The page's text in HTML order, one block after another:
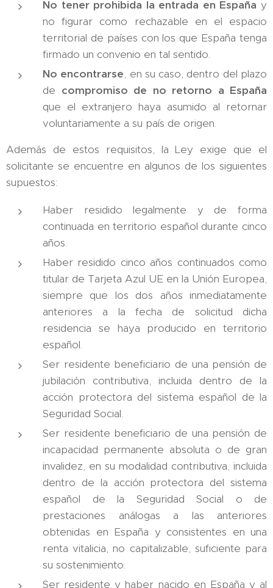
No tener prohibida la entrada en España y
no figurar como rechazable en el espacio
territorial de países con los que España tenga
firmado un convenio en tal sentido.
No encontrarse, en su caso, dentro del plazo
de compromiso de no retorno a España
que el extranjero haya asumido al retornar
voluntariamente a su país de origen.
Además de estos requisitos, la Ley exige que el
solicitante se encuentre en algunos de los siguientes
supuestos:
Haber residido legalmente y de forma
continuada en territorio español durante cinco
años.
Haber residido cinco años continuados como
titular de Tarjeta Azul UE en la Unión Europea,
siempre que los dos años inmediatamente
anteriores a la fecha de solicitud dicha
residencia se haya producido en territorio
español.
Ser residente beneficiario de una pensión de
jubilación contributiva, incluida dentro de la
acción protectora del sistema español de la
Seguridad Social.
Ser residente beneficiario de una pensión de
incapacidad permanente absoluta o de gran
invalidez, en su modalidad contributiva, incluida
dentro de la acción protectora del sistema
español de la Seguridad Social o de
prestaciones análogas a las anteriores
obtenidas en España y consistentes en una
renta vitalicia, no capitalizable, suficiente para
su sostenimiento.
Ser residente y haber nacido en España y al